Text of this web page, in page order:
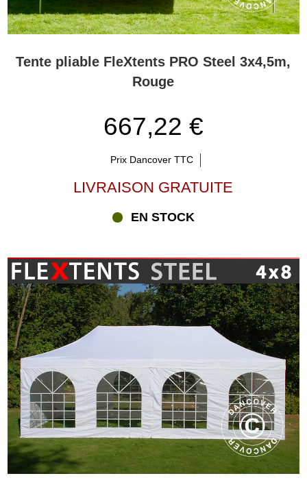
Tente pliable FleXtents PRO Steel 3x4,5m,
Rouge
667,22 €
Prix Dancover TTC
LIVRAISON GRATUITE
EN STOCK